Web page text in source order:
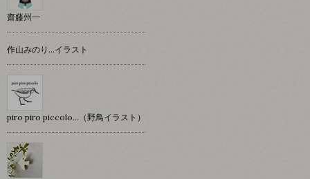
齋藤州一
作山みのり…イラスト
piro piro piccolo…（野鳥イラスト）